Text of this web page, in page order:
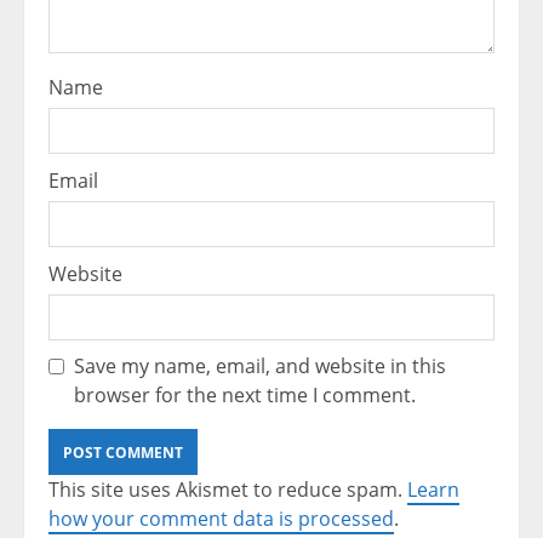
Name
Email
Website
Save my name, email, and website in this
browser for the next time I comment.
This site uses Akismet to reduce spam. Learn
how your comment data is processed.